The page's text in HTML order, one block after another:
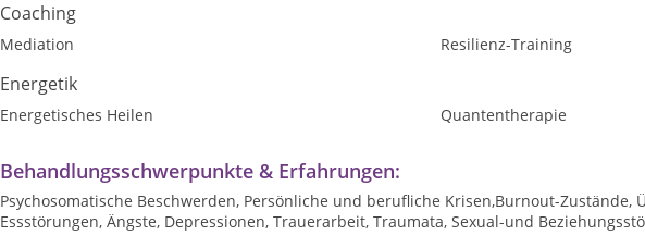
Coaching
Mediation Resilienz-Training
Energetik
Energetisches Heilen Quantentherapie
Behandlungsschwerpunkte & Erfahrungen:
Psychosomatische Beschwerden, Persönliche und berufliche Krisen,Burnout-Zustände,
Essstörungen, Ängste, Depressionen, Trauerarbeit, Traumata, Sexual-und